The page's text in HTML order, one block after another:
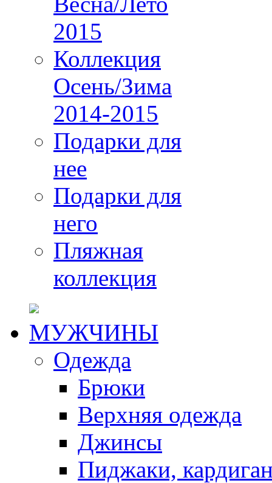
2015
Коллекция
Осень/Зима
2014-2015
Подарки для
нее
Подарки для
него
Пляжная
коллекция
МУЖЧИНЫ
Одежда
Брюки
Верхняя одежда
Джинсы
Пиджаки,